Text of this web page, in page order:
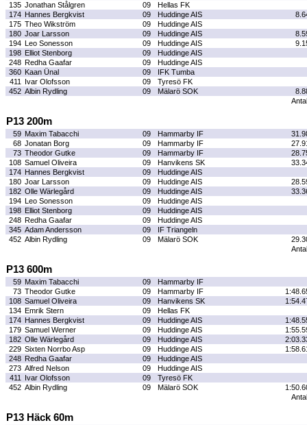
135 Jonathan Stålgren 09
Hellas FK
174 Hannes Bergkvist 09 Huddinge AIS
175 Theo Wikström 09
Huddinge AIS
180 Joar Larsson 09 Huddinge AIS
194 Leo Sonesson 09 Huddinge AIS
198 Elliot Stenborg 09
Huddinge AIS
248 Redha Gaafar 09
Huddinge AIS
360 Kaan Ünal 09
IFK Tumba
411
Ivar Olofsson 09
Tyresö FK
452 Albin Rydling 09 Mälarö SOK
P13 200m
59 Maxim Tabacchi 09 Hammarby IF
68 Jonatan Borg 09 Hammarby IF
73 Theodor Gutke 09 Hammarby IF
108 Samuel Oliveira 09 Hanvikens SK
174 Hannes Bergkvist 09
Huddinge AIS
180 Joar Larsson 09 Huddinge AIS
182 Olle Wärlegård 09 Huddinge AIS
194 Leo Sonesson 09
Huddinge AIS
198 Elliot Stenborg 09
Huddinge AIS
248 Redha Gaafar 09
Huddinge AIS
345 Adam Andersson 09
IF Triangeln
452 Albin Rydling 09 Mälarö SOK
P13 600m
59 Maxim Tabacchi 09
Hammarby IF
73 Theodor Gutke 09 Hammarby IF
108 Samuel Oliveira 09 Hanvikens SK
134 Emrik Stern 09
Hellas FK
174 Hannes Bergkvist 09 Huddinge AIS
179 Samuel Werner 09 Huddinge AIS
182 Olle Wärlegård 09 Huddinge AIS
229 Sixten Norrbo Asp 09 Huddinge AIS
248 Redha Gaafar 09
Huddinge AIS
273 Alfred Nelson 09
Huddinge AIS
411
Ivar Olofsson 09
Tyresö FK
452 Albin Rydling 09 Mälarö SOK
P13 Häck 60m